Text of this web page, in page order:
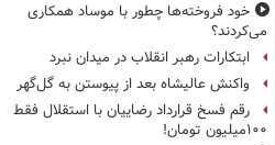
خود فروخته‌ها چطور با موساد همکاری
می‌کردند؟
ابتکارات رهبر انقلاب در میدان نبرد
واکنش عالیشاه بعد از پیوستن به گل‌گهر
رقم فسخ قرارداد رضاییان با استقلال فقط
۱۰۰میلیون تومان!